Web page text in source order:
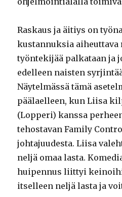
Raskaus ja äitiys on
kustannuksia
työntekijää palkataan ja
edelleen naisten
Näytelmässä tämä
päälaelleen, kun Liisa
(Lopperi) kanssa
tehostavan Family
johtajuudesta. Liisa
neljä omaa lasta.
huipennus liittyi
itselleen neljä lasta ja